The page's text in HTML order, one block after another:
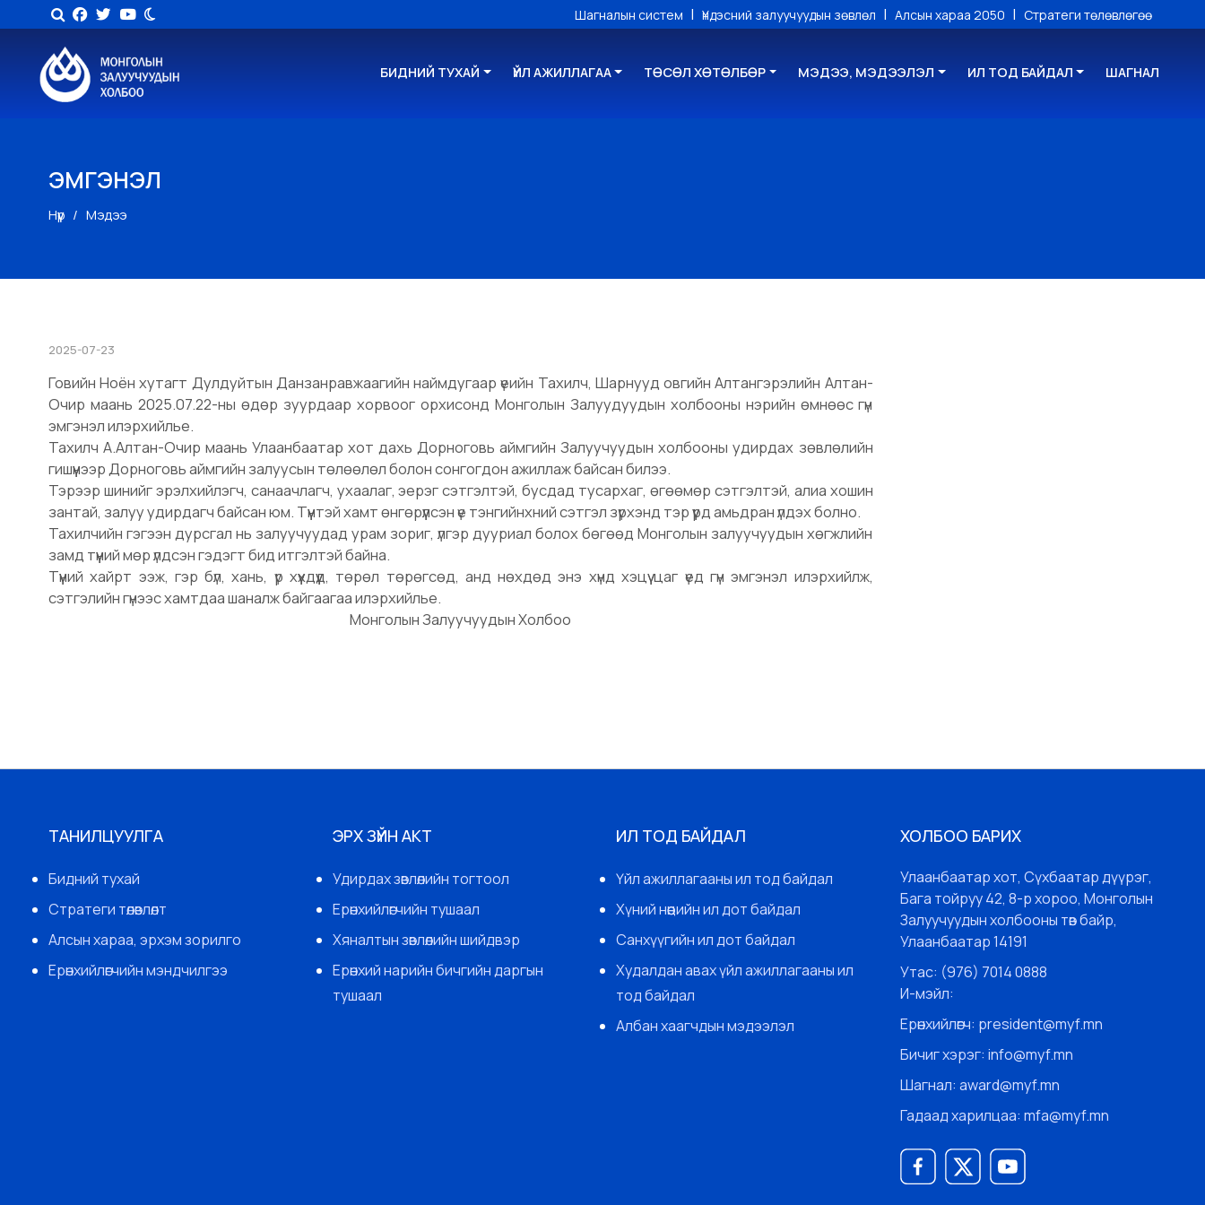
Шагналын систем | Үндэсний залуучуудын зөвлөл | Алсын хараа 2050 | Стратеги төлөвлөгөө
БИДНИЙ ТУХАЙ ҮЙЛ АЖИЛЛАГАА ТӨСӨЛ ХӨТӨЛБӨР МЭДЭЭ, МЭДЭЭЛЭЛ ИЛ ТОД БАЙДАЛ ШАГНАЛ
ЭМГЭНЭЛ
Нүүр Мэдээ
2025-07-23
Говийн Ноён хутагт Дулдуйтын Данзанравжаагийн наймдугаар үеийн Тахилч, Шарнууд овгийн Алтангэрэлийн Алтан-
Очир маань 2025.07.22-ны өдөр зуурдаар хорвоог орхисонд Монголын Залуудуудын холбооны нэрийн өмнөөс гүн
эмгэнэл илэрхийлье.
Тахилч А.Алтан-Очир маань Улаанбаатар хот дахь Дорноговь аймгийн Залуучуудын холбооны удирдах зөвлөлийн
гишүүнээр Дорноговь аймгийн залуусын төлөөлөл болон сонгогдон ажиллаж байсан билээ.
Тэрээр шинийг эрэлхийлэгч, санаачлагч, ухаалаг, эерэг сэтгэлтэй, бусдад тусархаг, өгөөмөр сэтгэлтэй, алиа хошин
зантай, залуу удирдагч байсан юм. Түүнтэй хамт өнгөрүүлсэн үе тэнгийнхний сэтгэл зүрхэнд тэр үүрд амьдран үлдэх болно.
Тахилчийн гэгээн дурсгал нь залуучуудад урам зориг, үлгэр дууриал болох бөгөөд Монголын залуучуудын хөгжлийн
замд түүний мөр үлдсэн гэдэгт бид итгэлтэй байна.
Түүний хайрт ээж, гэр бүл, хань, үр хүүхдүүд, төрөл төрөгсөд, анд нөхдөд энэ хүнд хэцүү цаг үед гүн эмгэнэл илэрхийлж,
сэтгэлийн гүнээс хамтдаа шаналж байгаагаа илэрхийлье.
Монголын Залуучуудын Холбоо
ТАНИЛЦУУЛГА
Бидний тухай
Стратеги төлөвлөлт
Алсын хараа, эрхэм зорилго
Ерөнхийлөгчийн мэндчилгээ
ЭРХ ЗҮЙН АКТ
Удирдах зөвлөлийн тогтоол
Ерөнхийлөгчийн тушаал
Хяналтын зөвлөлийн шийдвэр
Ерөнхий нарийн бичгийн даргын
тушаал
ИЛ ТОД БАЙДАЛ
Үйл ажиллагааны ил тод байдал
Хүний нөөцийн ил дот байдал
Санхүүгийн ил дот байдал
Худалдан авах үйл ажиллагааны ил
тод байдал
Албан хаагчдын мэдээлэл
ХОЛБОО БАРИХ
Улаанбаатар хот, Сүхбаатар дүүрэг,
Бага тойруу 42, 8-р хороо, Монголын
Залуучуудын холбооны төв байр,
Улаанбаатар 14191
Утас: (976) 7014 0888
И-мэйл:
Ерөнхийлөгч: president@myf.mn
Бичиг хэрэг: info@myf.mn
Шагнал: award@myf.mn
Гадаад харилцаа: mfa@myf.mn